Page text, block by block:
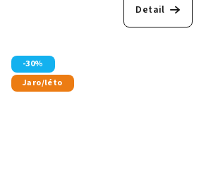
Detail
-30%
Jaro/léto